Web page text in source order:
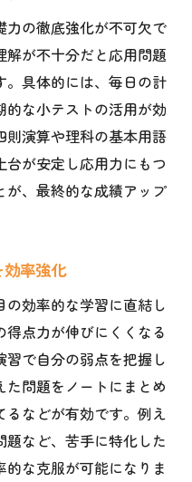
対策に活かす方法
が高い塾を選ぶ理由
の応用力を身につける
が変わる理由
向上に直結する訳
特徴と効果を解説
塾を比較する視点
の違いを見極める
例から学ぶ塾選び
強化の秘訣
で合格力を養う
理系科目学習計画
策で差をつける
活かす学び方
の徹底強化が不可欠で
が不十分だと応用問題
。具体的には、毎日の計
な小テストの活用が効
演算や理科の基本用語
が安定し応用力にもつ
が、最終的な成績アップ
率強化
効率的な学習に直結し
点力が伸びにくくなる
で自分の弱点を把握し
た問題をノートにまとめ
などが有効です。例え
など、苦手に特化した
な克服が可能になりま